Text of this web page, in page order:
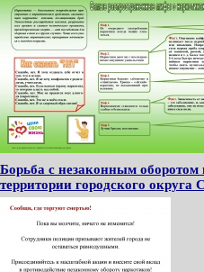
Борьба с незаконным оборотом
территории городского округа